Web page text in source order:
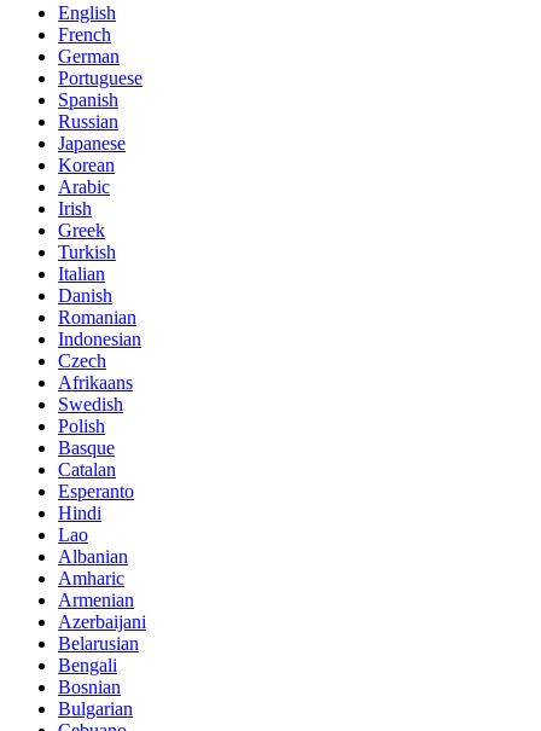
English
French
German
Portuguese
Spanish
Russian
Japanese
Korean
Arabic
Irish
Greek
Turkish
Italian
Danish
Romanian
Indonesian
Czech
Afrikaans
Swedish
Polish
Basque
Catalan
Esperanto
Hindi
Lao
Albanian
Amharic
Armenian
Azerbaijani
Belarusian
Bengali
Bosnian
Bulgarian